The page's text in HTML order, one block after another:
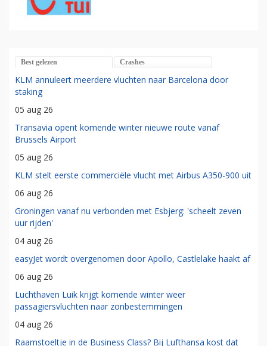
Best gelezen Crashes
KLM annuleert meerdere vluchten naar Barcelona door
staking
05 aug 26
Transavia opent komende winter nieuwe route vanaf
Brussels Airport
05 aug 26
KLM stelt eerste commerciële vlucht met Airbus A350-900 uit
06 aug 26
Groningen vanaf nu verbonden met Esbjerg: 'scheelt zeven
uur rijden'
04 aug 26
easyJet wordt overgenomen door Apollo, Castlelake haakt af
06 aug 26
Luchthaven Luik krijgt komende winter weer
passagiersvluchten naar zonbestemmingen
04 aug 26
Raamstoeltje in de Business Class? Bij Lufthansa kost dat